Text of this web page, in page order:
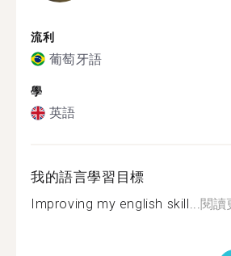
流利
葡萄牙語
學
英語
我的語言學習目標
Improving my english skill...閱讀